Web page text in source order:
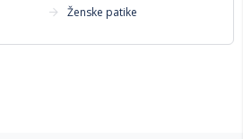
Ženske patike